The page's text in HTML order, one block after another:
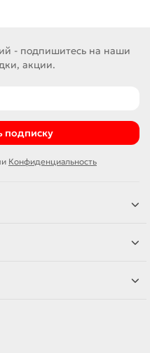
- подпишитесь на наши
акции.
подписку
Конфиденциальность